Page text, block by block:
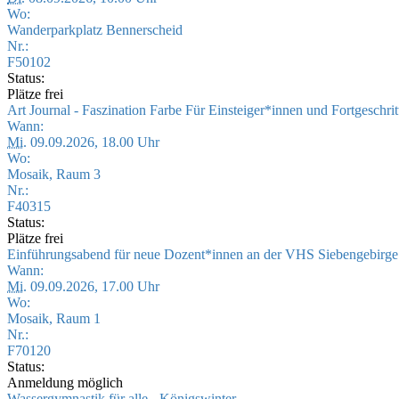
Wo:
Wanderparkplatz Bennerscheid
Nr.:
F50102
Status:
Plätze frei
Art Journal - Faszination Farbe Für Einsteiger*innen und
Wann:
Mi. 09.09.2026, 18.00 Uhr
Wo:
Mosaik, Raum 3
Nr.:
F40315
Status:
Plätze frei
Einführungsabend für neue Dozent*innen an der VHS Siebengebirge
Wann:
Mi. 09.09.2026, 17.00 Uhr
Wo:
Mosaik, Raum 1
Nr.:
F70120
Status:
Anmeldung möglich